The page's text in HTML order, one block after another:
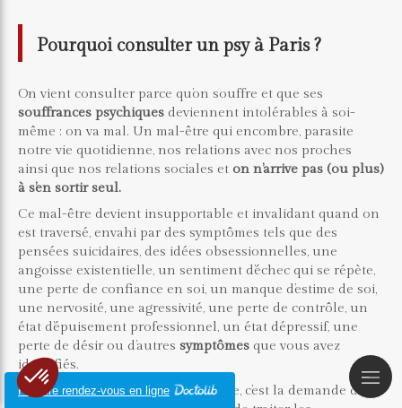
Pourquoi consulter un psy à Paris ?
On vient consulter parce qu’on souffre et que ses
souffrances psychiques deviennent intolérables à soi-
même : on va mal. Un mal-être qui encombre, parasite
notre vie quotidienne, nos relations avec nos proches
ainsi que nos relations sociales et on n’arrive pas (ou plus)
à s’en sortir seul.
Ce mal-être devient insupportable et invalidant quand on
est traversé, envahi par des symptômes tels que des
pensées suicidaires, des idées obsessionnelles, une
angoisse existentielle, un sentiment d’échec qui se répète,
une perte de confiance en soi, un manque d’estime de soi,
une nervosité, une agressivité, une perte de contrôle, un
état d’épuisement professionnel, un état dépressif, une
perte de désir ou d’autres symptômes que vous avez
identifiés.
Tout ce qu’on veut c’est que ça cesse, c’est la demande de
Prendre rendez-vous en ligne